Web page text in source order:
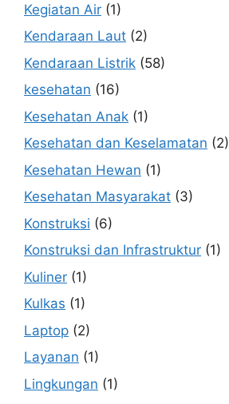
Kegiatan Air (1)
Kendaraan Laut (2)
Kendaraan Listrik (58)
kesehatan (16)
Kesehatan Anak (1)
Kesehatan dan Keselamatan (2)
Kesehatan Hewan (1)
Kesehatan Masyarakat (3)
Konstruksi (6)
Konstruksi dan Infrastruktur (1)
Kuliner (1)
Kulkas (1)
Laptop (2)
Layanan (1)
Lingkungan (1)